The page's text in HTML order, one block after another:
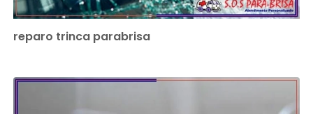
reparo trinca parabrisa